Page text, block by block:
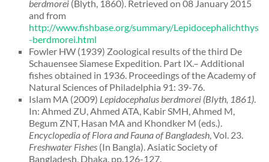
berdmorei (Blyth, 1860). Retrieved on 08 January 2015
and from
http://www.fishbase.org/summary/Lepidocephalichthys
-berdmorei.html
Fowler HW (1939) Zoological results of the third De
Schauensee Siamese Expedition. Part IX.– Additional
fishes obtained in 1936. Proceedings of the Academy of
Natural Sciences of Philadelphia 91: 39-76.
Islam MA (2009) Lepidocephalus berdmorei (Blyth, 1861).
In: Ahmed ZU, Ahmed ATA, Kabir SMH, Ahmed M,
Begum ZNT, Hasan MA and Khondker M (eds.).
Encyclopedia of Flora and Fauna of Bangladesh, Vol. 23.
Freshwater Fishes (In Bangla). Asiatic Society of
Bangladesh, Dhaka. pp.126-127.